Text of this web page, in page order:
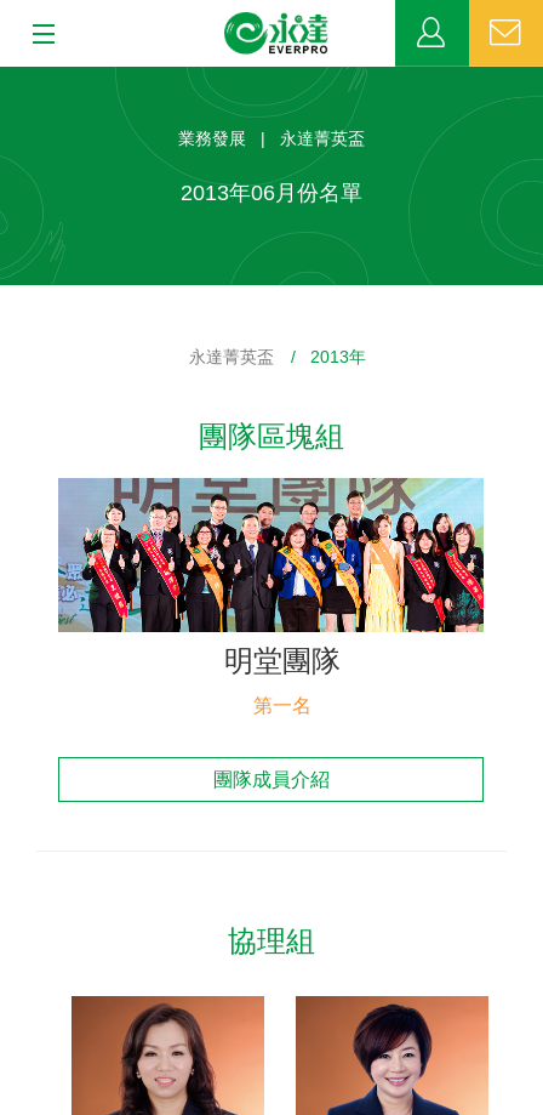
MDRT
網站連結
聯絡我們
業務發展 | 永達菁英盃
2013年06月份名單
永達菁英盃 / 2013年
團隊區塊組
明堂團隊
第一名
團隊成員介紹
協理組